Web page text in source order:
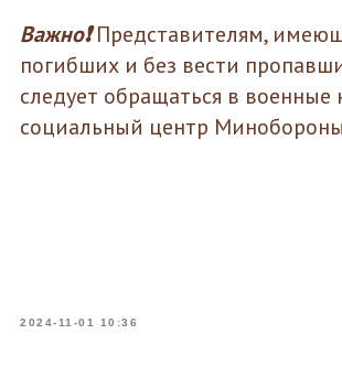
Важно❗️Представителям,
погибших и без вести
следует обращаться в
социальный центр
2024-11-01 10:36